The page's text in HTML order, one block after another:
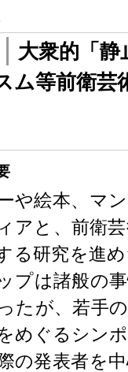
大衆的「
ム等前衛芸
や絵本、マ
アと、前衛
る研究を進
プは諸般の
たが、若手
めぐるシン
の発表者を